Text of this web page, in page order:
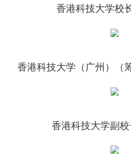
香港科技大学校
香港科技大学（广州）（
香港科技大学副